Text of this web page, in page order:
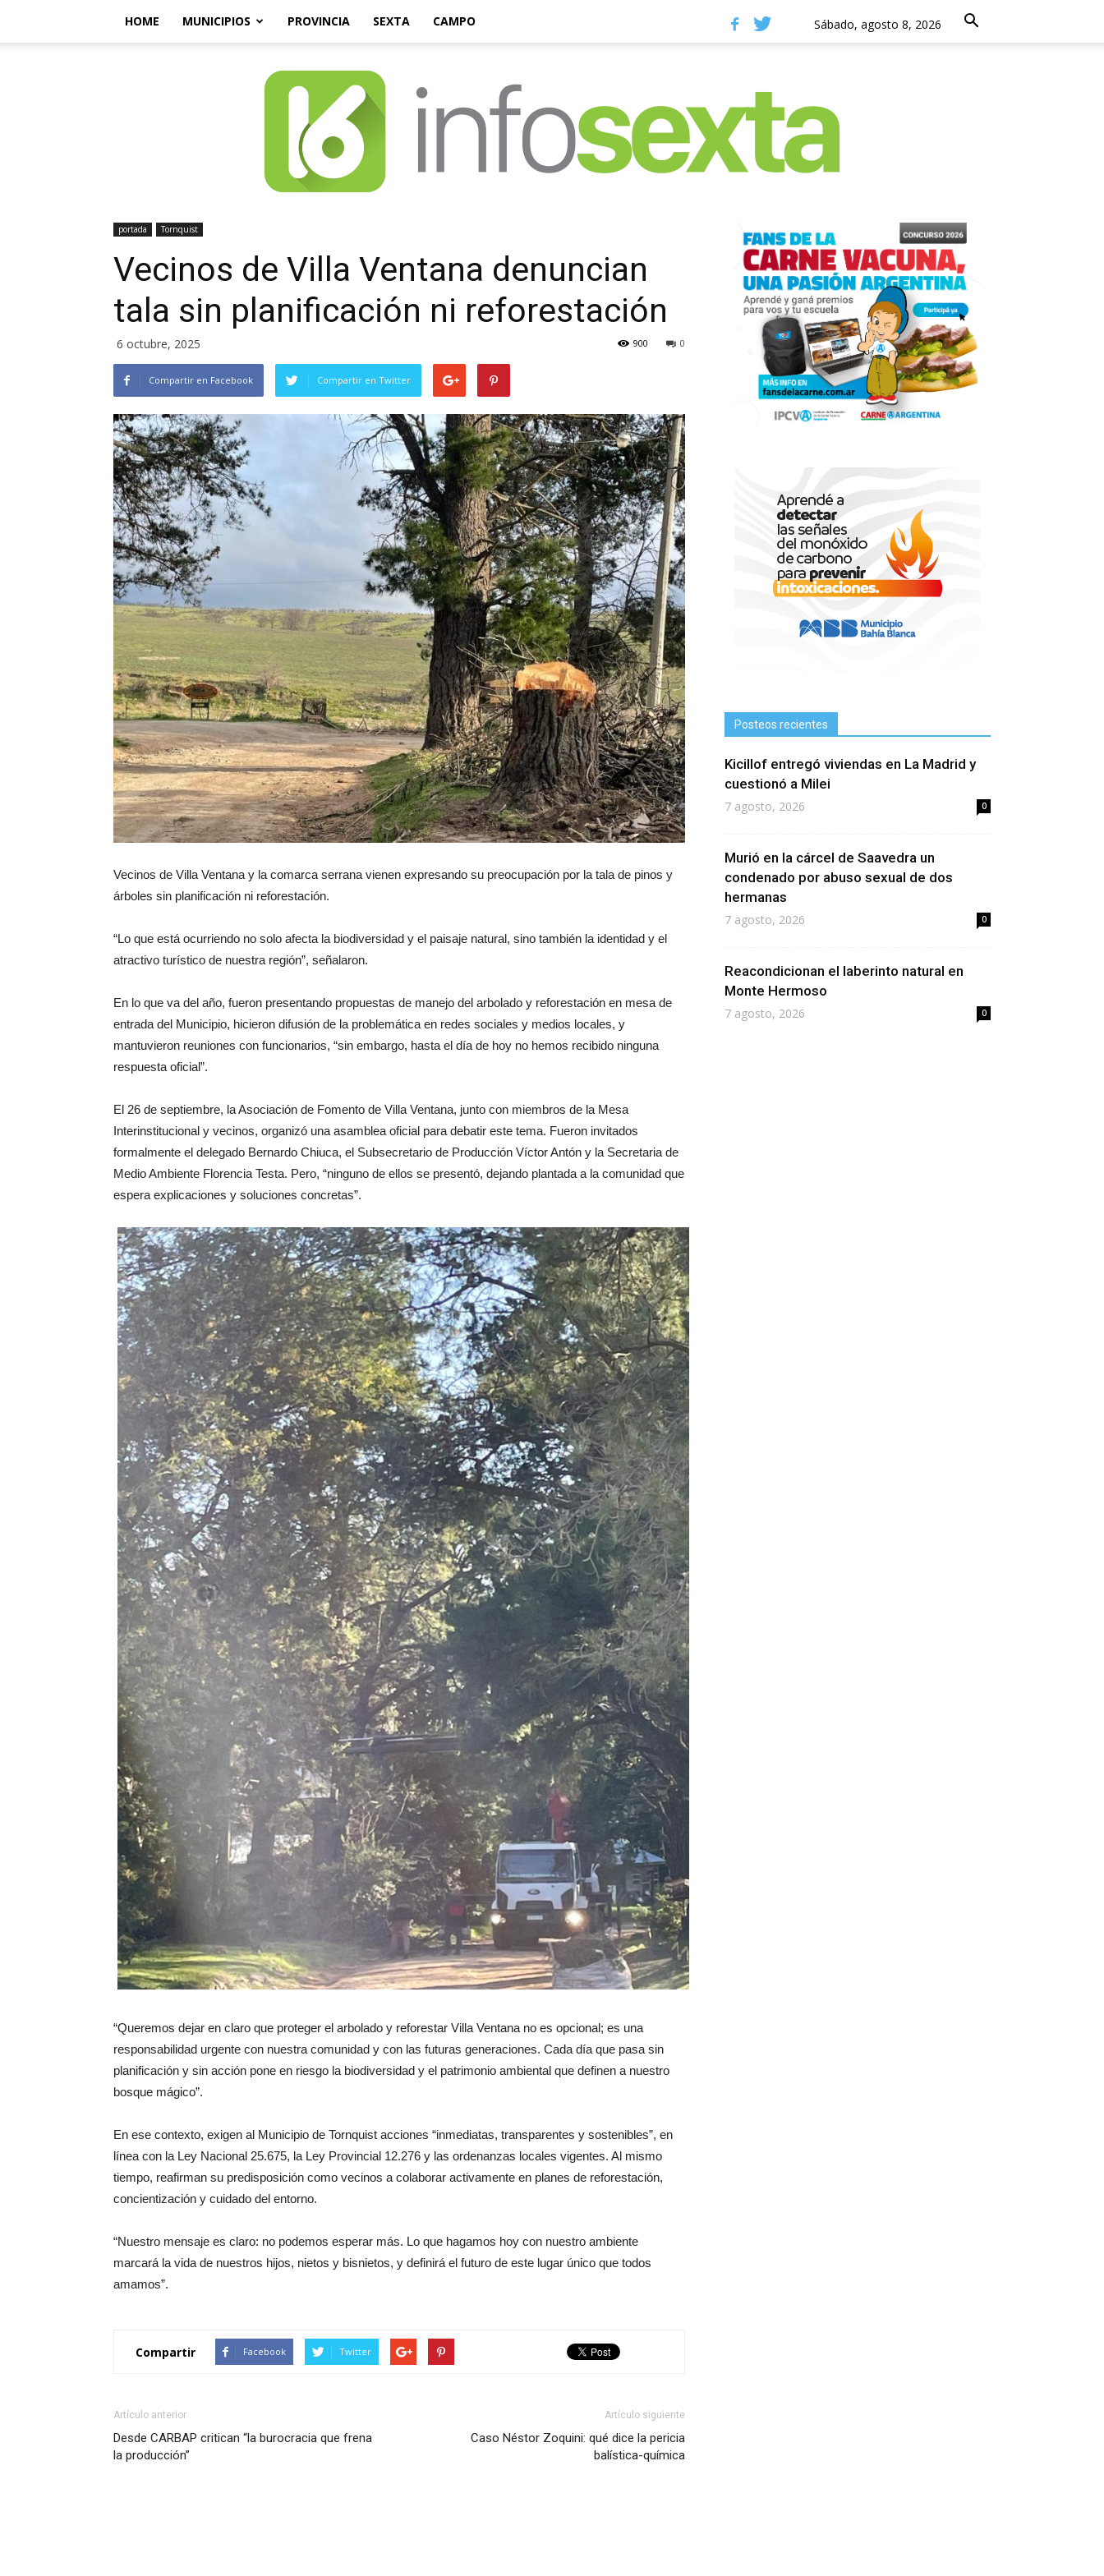
HOME MUNICIPIOS PROVINCIA SEXTA CAMPO Sábado, agosto 8, 2026
portada Tornquist
Vecinos de Villa Ventana denuncian
tala sin planificación ni reforestación
6 octubre, 2025 0
900
Compartir en Facebook Compartir en Twitter
Vecinos de Villa Ventana y la comarca serrana vienen expresando su preocupación por la tala de pinos y
árboles sin planificación ni reforestación.
“Lo que está ocurriendo no solo afecta la biodiversidad y el paisaje natural, sino también la identidad y el
atractivo turístico de nuestra región”, señalaron.
En lo que va del año, fueron presentando propuestas de manejo del arbolado y reforestación en mesa de
entrada del Municipio, hicieron difusión de la problemática en redes sociales y medios locales, y
mantuvieron reuniones con funcionarios, “sin embargo, hasta el día de hoy no hemos recibido ninguna
respuesta oficial”.
El 26 de septiembre, la Asociación de Fomento de Villa Ventana, junto con miembros de la Mesa
Interinstitucional y vecinos, organizó una asamblea oficial para debatir este tema. Fueron invitados
formalmente el delegado Bernardo Chiuca, el Subsecretario de Producción Víctor Antón y la Secretaria de
Medio Ambiente Florencia Testa. Pero, “ninguno de ellos se presentó, dejando plantada a la comunidad que
espera explicaciones y soluciones concretas”.
“Queremos dejar en claro que proteger el arbolado y reforestar Villa Ventana no es opcional; es una
responsabilidad urgente con nuestra comunidad y con las futuras generaciones. Cada día que pasa sin
planificación y sin acción pone en riesgo la biodiversidad y el patrimonio ambiental que definen a nuestro
bosque mágico”.
En ese contexto, exigen al Municipio de Tornquist acciones “inmediatas, transparentes y sostenibles”, en
línea con la Ley Nacional 25.675, la Ley Provincial 12.276 y las ordenanzas locales vigentes. Al mismo
tiempo, reafirman su predisposición como vecinos a colaborar activamente en planes de reforestación,
concientización y cuidado del entorno.
“Nuestro mensaje es claro: no podemos esperar más. Lo que hagamos hoy con nuestro ambiente
marcará la vida de nuestros hijos, nietos y bisnietos, y definirá el futuro de este lugar único que todos
amamos”.
Compartir Facebook Twitter
Artículo anterior
Desde CARBAP critican “la burocracia que frena
la producción”
Artículo siguiente
Caso Néstor Zoquini: qué dice la pericia
balística-química
Posteos recientes
Kicillof entregó viviendas en La Madrid y
cuestionó a Milei
7 agosto, 2026 0
Murió en la cárcel de Saavedra un
condenado por abuso sexual de dos
hermanas
7 agosto, 2026 0
Reacondicionan el laberinto natural en
Monte Hermoso
7 agosto, 2026 0